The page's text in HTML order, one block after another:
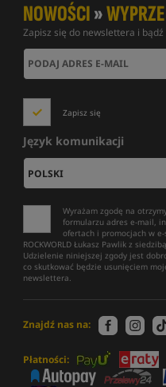
NOWOŚCI»
Zapisz się do newslettera i
Zapisz się
Język komunikacji
Wyrażam zgodę na
formularzu adres e-mail,
ofertach i promocjach w
ROCKWORLD Łukasz Pawlik z
Udzielenie niniejszej zgody jest
co skutkować będzie usunięciem
newslettera.
Znajdź nas na:
Płatności: